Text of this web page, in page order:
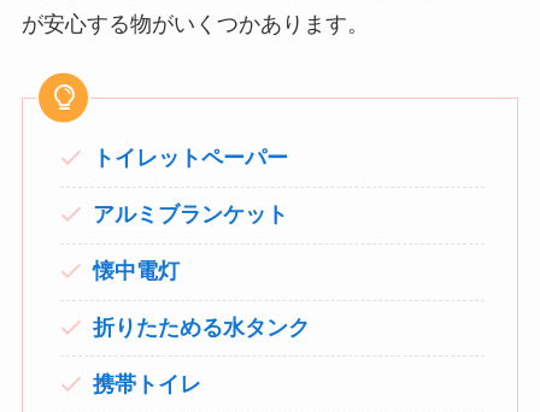
が安心する物がいくつかあります。
トイレットペーパー
アルミブランケット
懐中電灯
折りたためる水タンク
携帯トイレ